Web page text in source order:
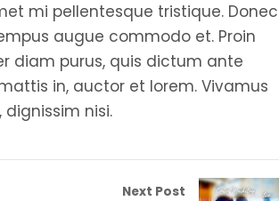
mi pellentesque tristique. Donec
augue commodo et. Proin
diam purus, quis dictum ante
in, auctor et lorem. Vivamus
nisi.
Next Post